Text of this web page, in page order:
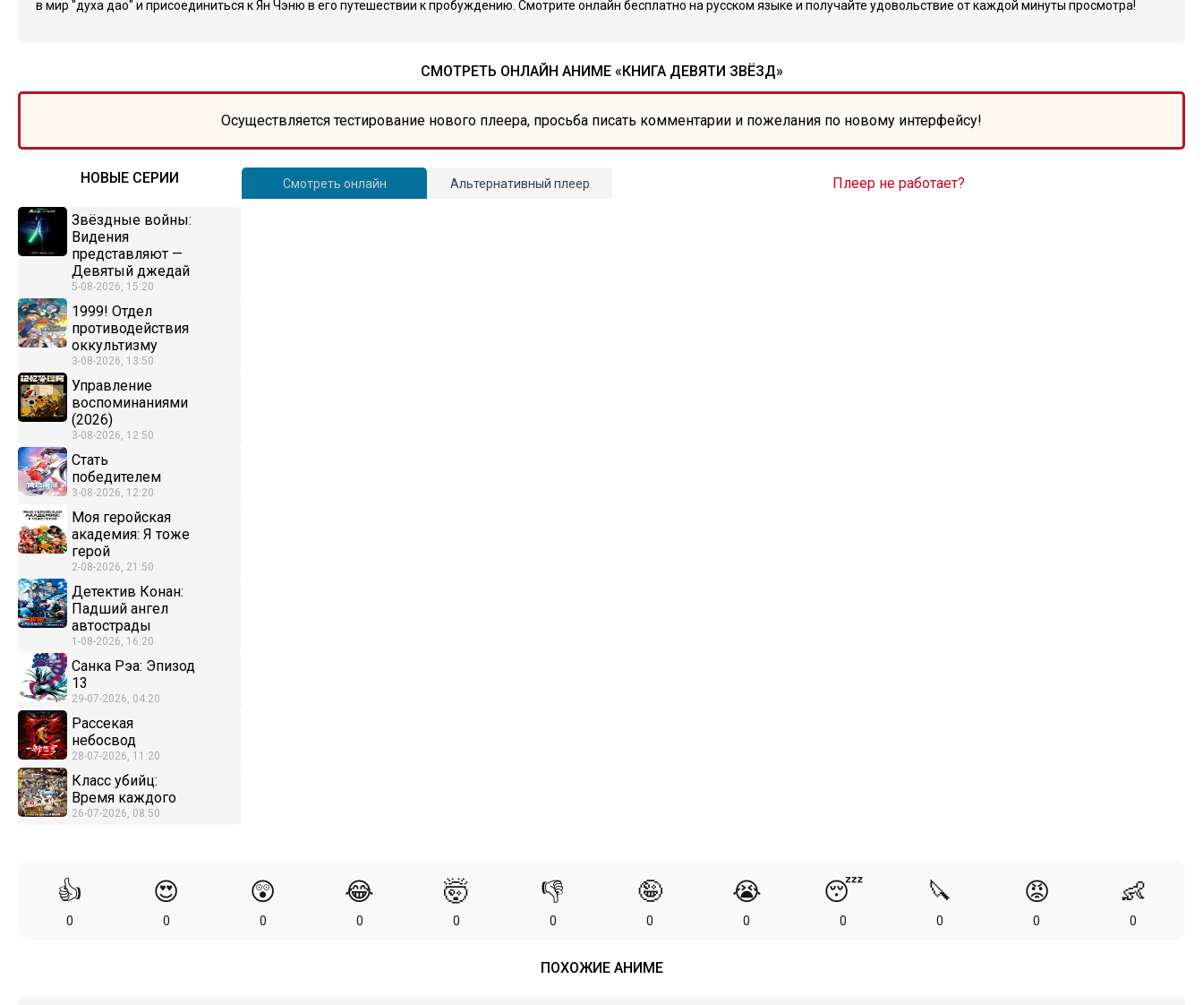
в мир "духа дао" и присоединиться к Ян Чэню в его путешествии к пробуждению. Смотрите онлайн бесплатно на русском языке и получайте удовольствие от каждой минуты просмотра!
СМОТРЕТЬ ОНЛАЙН АНИМЕ «КНИГА ДЕВЯТИ ЗВЁЗД»
Осуществляется тестирование нового плеера, просьба писать комментарии и пожелания по новому интерфейсу!
НОВЫЕ СЕРИИ
Звёздные войны:
Видения
представляют —
Девятый джедай
5-08-2026, 15:20
1999! Отдел
противодействия
оккультизму
3-08-2026, 13:50
Управление
воспоминаниями
(2026)
3-08-2026, 12:50
Стать
победителем
3-08-2026, 12:20
Моя геройская
академия: Я тоже
герой
2-08-2026, 21:50
Детектив Конан:
Падший ангел
автострады
1-08-2026, 16:20
Санка Рэа: Эпизод
13
29-07-2026, 04:20
Рассекая
небосвод
28-07-2026, 11:20
Класс убийц:
Время каждого
26-07-2026, 08:50
Смотреть онлайн Альтернативный плеер Плеер не работает?
👍
0
😍
0
😲
0
😂
0
🤯
0
👎
0
🤪
0
😭
0
😴
0
🔪
0
😡
0
👶
0
ПОХОЖИЕ АНИМЕ